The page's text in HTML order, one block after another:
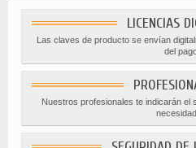
LICENCIAS
Las claves de producto se envían
del
Nuestros profesionales te indicarán el